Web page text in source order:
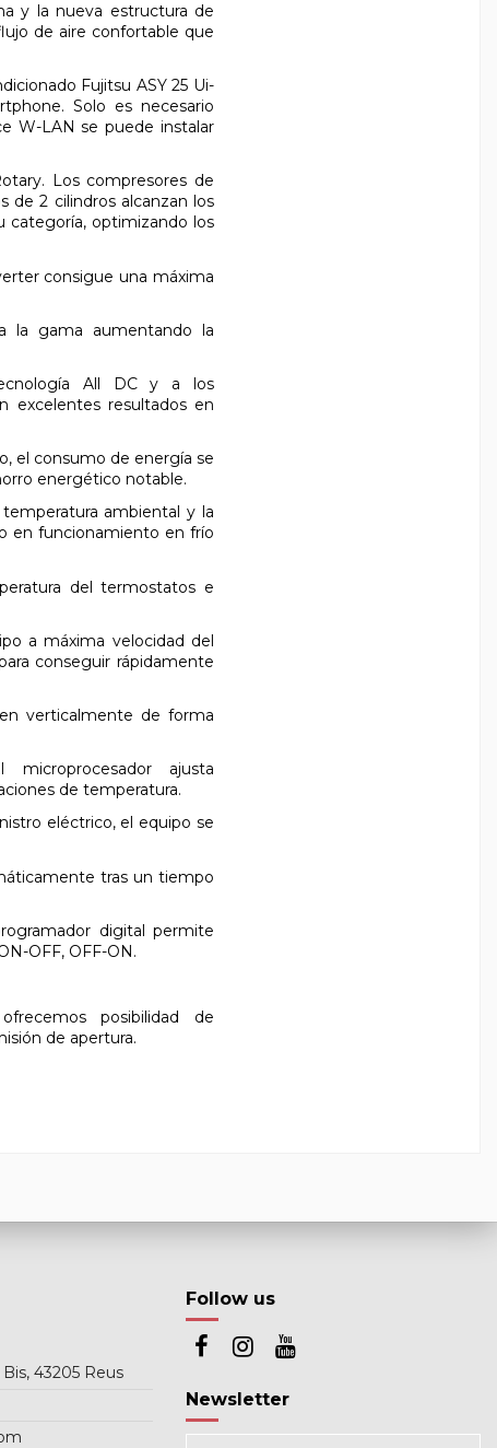
y la nueva estructura de
de aire confortable que
Fujitsu ASY 25 Ui-
Solo es necesario
W-LAN se puede instalar
Los compresores de
de 2 cilindros alcanzan los
categoría, optimizando los
consigue una máxima
la gama aumentando la
All DC y a los
excelentes resultados en
el consumo de energía se
energético notable.
ambiental y la
en funcionamiento en frío
del termostatos e
a máxima velocidad del
conseguir rápidamente
verticalmente de forma
ajusta
de temperatura.
eléctrico, el equipo se
tras un tiempo
digital permite
OFF, OFF-ON.
posibilidad de
de apertura.
43205 Reus
Follow us
Newsletter